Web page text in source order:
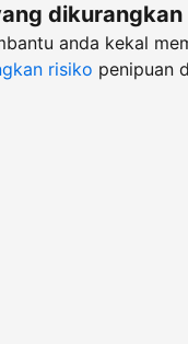
dikurangkan
anda kekal
risiko penipuan